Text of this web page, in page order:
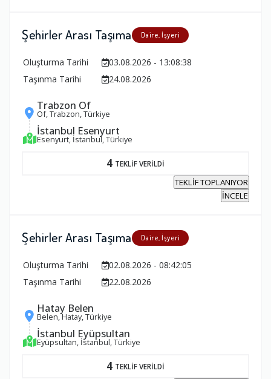
Şehirler Arası Taşıma Daire, İşyeri
Oluşturma Tarihi
03.08.2026 - 13:08:38
Taşınma Tarihi
24.08.2026
Trabzon Of
Of, Trabzon, Türkiye
İstanbul Esenyurt
Esenyurt, İstanbul, Türkiye
4 TEKLİF VERİLDİ
TEKLİF TOPLANIYOR
İNCELE
Şehirler Arası Taşıma Daire, İşyeri
Oluşturma Tarihi
02.08.2026 - 08:42:05
Taşınma Tarihi
22.08.2026
Hatay Belen
Belen, Hatay, Türkiye
İstanbul Eyüpsultan
Eyüpsultan, İstanbul, Türkiye
4 TEKLİF VERİLDİ